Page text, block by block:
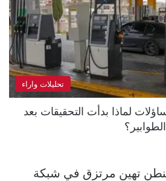
تحليلات واراء
لماذا بدأت التحقيقات بعد
تهين مرتزق في شبكة